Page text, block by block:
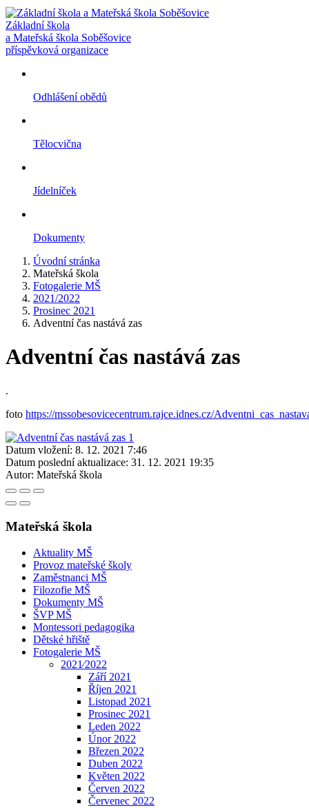
Základní škola
a Mateřská škola Soběšovice
příspěvková organizace
Odhlášení obědů
Tělocvična
Jídelníček
Dokumenty
Úvodní stránka
Mateřská škola
Fotogalerie MŠ
2021/2022
Prosinec 2021
Adventní čas nastává zas
Adventní čas nastává zas
.
foto https://mssobesovicecentrum.rajce.idnes.cz/
Datum vložení: 8. 12. 2021 7:46
Datum poslední aktualizace: 31. 12. 2021 19:35
Autor: Mateřská škola
Mateřská škola
Aktuality MŠ
Provoz mateřské školy
Zaměstnanci MŠ
Filozofie MŠ
Dokumenty MŠ
ŠVP MŠ
Montessori pedagogika
Dětské hřiště
Fotogalerie MŠ
2021⁄2022
Září 2021
Říjen 2021
Listopad 2021
Prosinec 2021
Leden 2022
Únor 2022
Březen 2022
Duben 2022
Květen 2022
Červen 2022
Červenec 2022